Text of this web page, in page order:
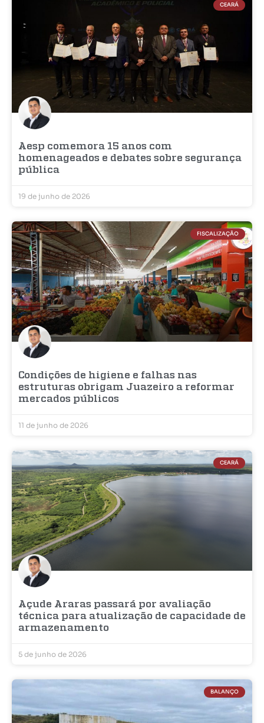
CEARÁ
Aesp comemora 15 anos com
homenageados e debates sobre segurança
pública
19 de junho de 2026
FISCALIZAÇÃO
Condições de higiene e falhas nas
estruturas obrigam Juazeiro a reformar
mercados públicos
11 de junho de 2026
CEARÁ
Açude Araras passará por avaliação
técnica para atualização de capacidade de
armazenamento
5 de junho de 2026
BALANÇO